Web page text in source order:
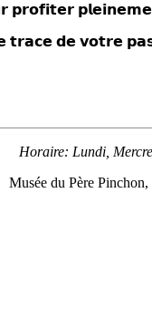
𝗽𝗿𝗼𝗳𝗶𝘁𝗲𝗿
𝘂𝗻𝗲 𝘁𝗿𝗮𝗰𝗲 𝗱𝗲
Horaire: Lundi,
Musée du Père